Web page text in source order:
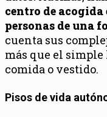
centro de
personas de una
cuenta sus
más que el
comida o vestido.
Pisos de vida